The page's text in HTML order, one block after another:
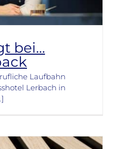
bei…
Laufbahn
Lerbach in